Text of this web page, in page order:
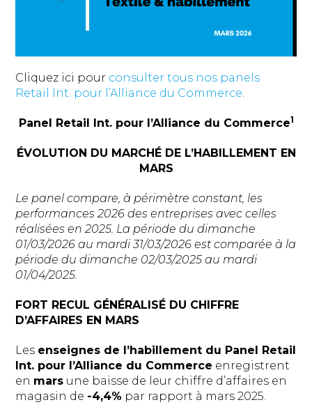
Cliquez ici pour consulter tous nos panels
Retail Int. pour l’Alliance du Commerce
Panel Retail Int. pour l’Alliance du Commerce1
ÉVOLUTION DU MARCHÉ DE L’HABILLEMENT EN
MARS
Le panel compare, à périmètre constant, les
performances 2026 des entreprises avec celles
réalisées en 2025. La période du dimanche
01/03/2026 au mardi 31/03/2026 est comparée à la
période du dimanche 02/03/2025 au mardi
01/04/2025.
FORT RECUL GÉNÉRALISÉ DU CHIFFRE
D’AFFAIRES EN MARS
Les enseignes de l’habillement du Panel Retail
Int. pour l’Alliance du Commerce enregistrent
en mars une baisse de leur chiffre d’affaires en
magasin de -4,4% par rapport à mars 2025.